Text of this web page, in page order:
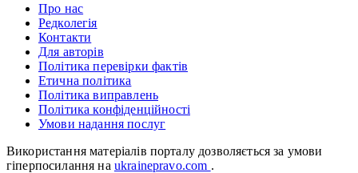
Про нас
Редколегія
Контакти
Для авторів
Політика перевірки фактів
Етична політика
Політика виправлень
Політика конфіденційності
Умови надання послуг
Використання матеріалів порталу дозволяється за умови
гіперпосилання на ukrainepravo.com .